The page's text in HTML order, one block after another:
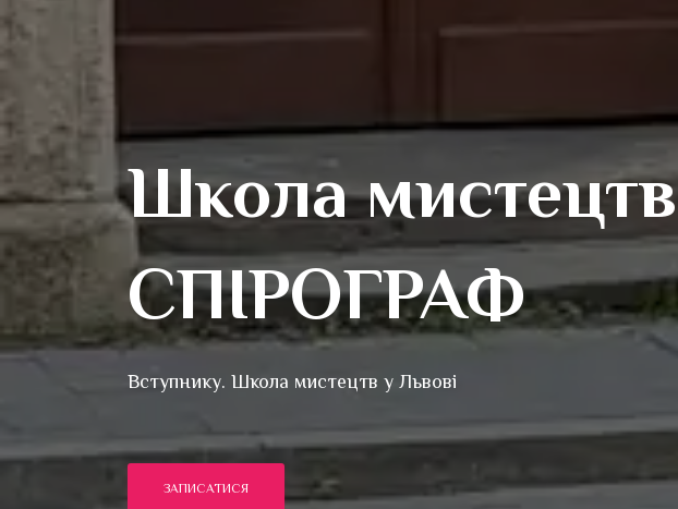
Школа мистецтв
СПІРОГРАФ
Вступнику. Школа мистецтв у Львові
ЗАПИСАТИСЯ